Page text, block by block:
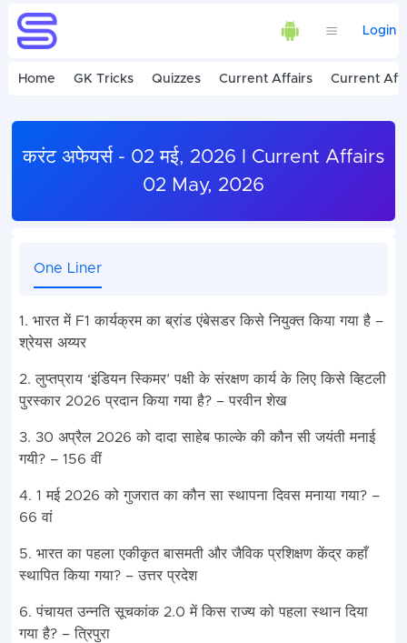
Login
Home GK Tricks Quizzes Current Affairs Current
करंट अफेयर्स - 02 मई, 2026 I Current Affairs
02 May, 2026
One Liner
1. भारत में F1 कार्यक्रम का ब्रांड एंबेसडर किसे नियुक्त किया गया है –
श्रेयस अय्यर
2. लुप्तप्राय ‘इंडियन स्किमर’ पक्षी के संरक्षण कार्य के लिए किसे व्हिटली
पुरस्कार 2026 प्रदान किया गया है? – परवीन शेख
3. 30 अप्रैल 2026 को दादा साहेब फाल्के की कौन सी जयंती मनाई
गयी? – 156 वीं
4. 1 मई 2026 को गुजरात का कौन सा स्थापना दिवस मनाया गया? –
66 वां
5. भारत का पहला एकीकृत बासमती और जैविक प्रशिक्षण केंद्र कहाँ
स्थापित किया गया? – उत्तर प्रदेश
6. पंचायत उन्नति सूचकांक 2.0 में किस राज्य को पहला स्थान दिया
गया है? – त्रिपुरा